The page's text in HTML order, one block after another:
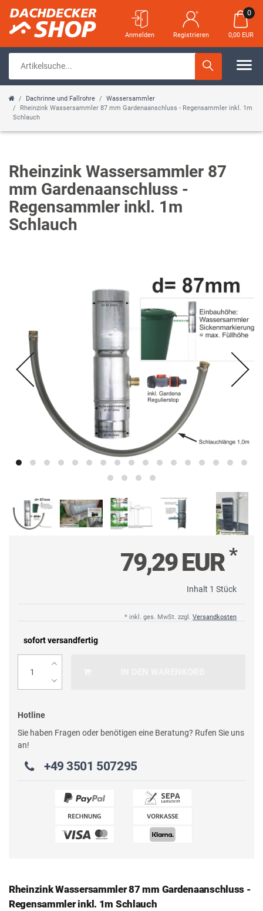
Anmelden Registrieren
0
0,00 EUR
Dachrinne und Fallrohre
Wassersammler
Rheinzink Wassersammler 87 mm Gardenaanschluss - Regensammler inkl. 1m
Schlauch
Rheinzink Wassersammler 87
mm Gardenaanschluss -
Regensammler inkl. 1m
Schlauch
79,29 EUR*
Inhalt 1 Stück
* inkl. ges. MwSt. zzgl. Versandkosten
sofort versandfertig
Hotline
Sie haben Fragen oder benötigen eine Beratung? Rufen Sie uns
an!
+49 3501 507295
Rheinzink Wassersammler 87 mm Gardenaanschluss -
Regensammler inkl. 1m Schlauch